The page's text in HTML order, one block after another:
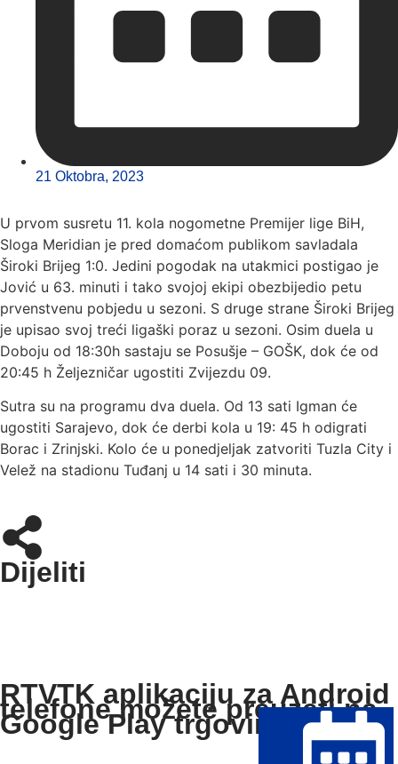
21 Oktobra, 2023
U prvom susretu 11. kola nogometne Premijer lige BiH,
Sloga Meridian je pred domaćom publikom savladala
Široki Brijeg 1:0. Jedini pogodak na utakmici postigao je
Jović u 63. minuti i tako svojoj ekipi obezbijedio petu
prvenstvenu pobjedu u sezoni. S druge strane Široki Brijeg
je upisao svoj treći ligaški poraz u sezoni. Osim duela u
Doboju od 18:30h sastaju se Posušje – GOŠK, dok će od
20:45 h Željezničar ugostiti Zvijezdu 09.
Sutra su na programu dva duela. Od 13 sati Igman će
ugostiti Sarajevo, dok će derbi kola u 19: 45 h odigrati
Borac i Zrinjski. Kolo će u ponedjeljak zatvoriti Tuzla City i
Velež na stadionu Tuđanj u 14 sati i 30 minuta.
Dijeliti
RTVTK aplikaciju za Android
telefone možete preuzeti na
Google Play trgovini: